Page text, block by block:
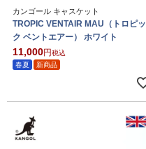
カンゴール キャスケット
TROPIC VENTAIR MAU（トロピッ
ク ベントエアー） ホワイト
11,000
税込
春夏
新商品